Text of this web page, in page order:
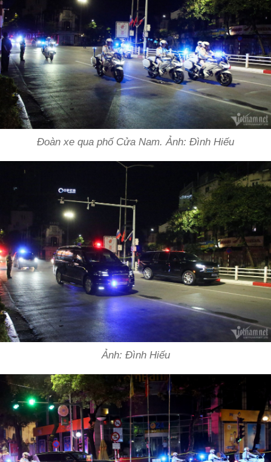
Đoàn xe qua phố Cửa Nam. Ảnh: Đình Hiếu
Ảnh: Đình Hiếu